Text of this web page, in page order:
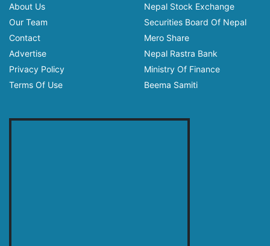
About Us
Our Team
Contact
Advertise
Privacy Policy
Terms Of Use
Nepal Stock Exchange
Securities Board Of Nepal
Mero Share
Nepal Rastra Bank
Ministry Of Finance
Beema Samiti